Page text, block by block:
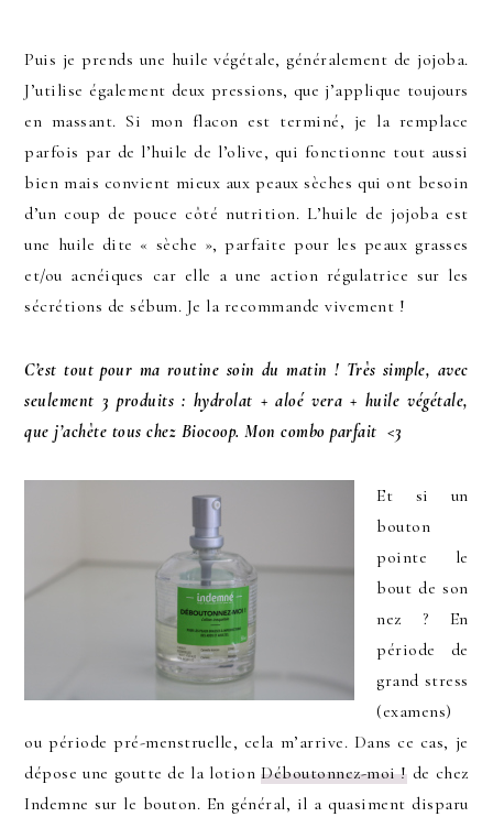
Puis je prends une huile végétale, généralement de jojoba.
J’utilise également deux pressions, que j’applique toujours
en massant. Si mon flacon est terminé, je la remplace
parfois par de l’huile de l’olive, qui fonctionne tout aussi
bien mais convient mieux aux peaux sèches qui ont besoin
d’un coup de pouce côté nutrition. L’huile de jojoba est
une huile dite « sèche », parfaite pour les peaux grasses
et/ou acnéiques car elle a une action régulatrice sur les
sécrétions de sébum. Je la recommande vivement !
C’est tout pour ma routine soin du matin ! Très simple, avec
seulement 3 produits : hydrolat + aloé vera + huile végétale,
que j’achète tous chez Biocoop. Mon combo parfait <3
Et si un
bouton
pointe le
bout de son
nez ? En
période de
grand stress
(examens)
ou période pré-menstruelle, cela m’arrive. Dans ce cas, je
dépose une goutte de la lotionDéboutonnez-moi !de chez
Indemne sur le bouton. En général, il a quasiment disparu